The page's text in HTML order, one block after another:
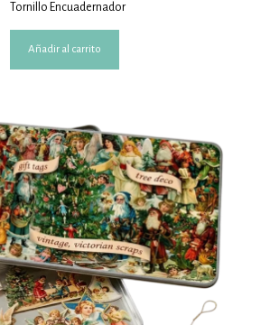
Tornillo Encuadernador
Añadir al carrito